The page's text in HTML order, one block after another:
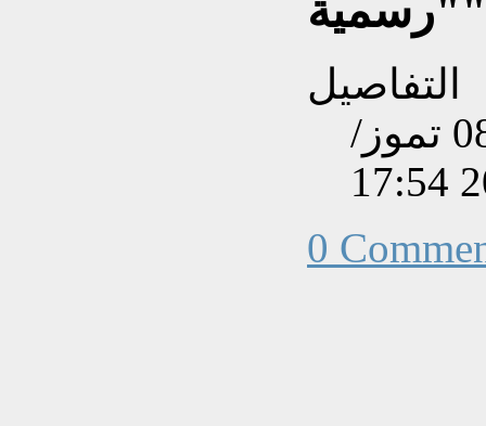
"رسمية"
التفاصيل
تم إنشاءه بتاريخ الثلاثاء, 08 تموز/
0